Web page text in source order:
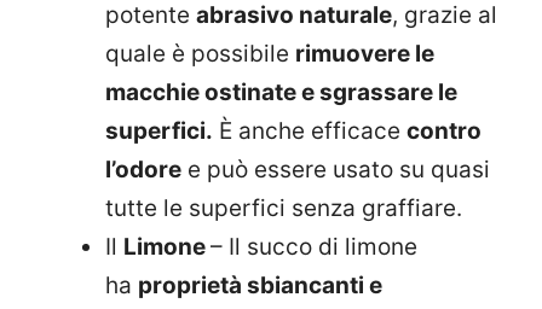
potente abrasivo naturale, grazie al
quale è possibile rimuovere le
macchie ostinate e sgrassare le
superfici. È anche efficace contro
l’odore e può essere usato su quasi
tutte le superfici senza graffiare.
Il Limone– Il succo di limone
ha proprietà sbiancanti e